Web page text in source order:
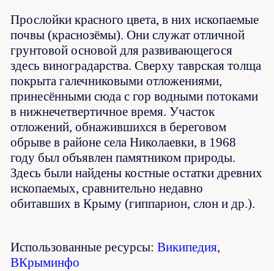
Прослойки красного цвета, в них ископаемые
почвы (краснозёмы). Они служат отличной
грунтовой основой для развивающегося
здесь виноградарства. Сверху таврская толща
покрыта галечниковыми отложениями,
принесёнными сюда с гор водными потоками
в нижнечетвертичное время. Участок
отложений, обнажившихся в береговом
обрыве в районе села Николаевки, в 1968
году был объявлен памятником природы.
Здесь были найдены костные остатки древних
ископаемых, сравнительно недавно
обитавших в Крыму (гиппарион, слон и др.).
Использованные ресурсы:Википедия,
ВКрыминфо